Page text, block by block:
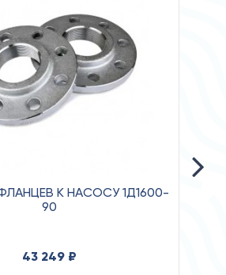
К НАСОСУ 1Д1600-
90
43 249 ₽